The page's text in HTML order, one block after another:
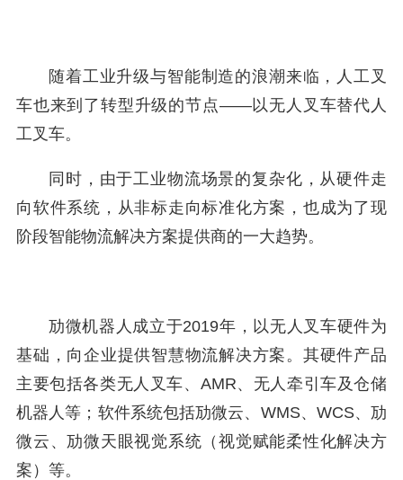
随着工业升级与智能制造的浪潮来临，人工叉
车也来到了转型升级的节点——以无人叉车替代人
工叉车。
同时，由于工业物流场景的复杂化，从硬件走
向软件系统，从非标走向标准化方案，也成为了现
阶段智能物流解决方案提供商的一大趋势。
劢微机器人成立于2019年，以无人叉车硬件为
基础，向企业提供智慧物流解决方案。其硬件产品
主要包括各类无人叉车、AMR、无人牵引车及仓储
机器人等；软件系统包括劢微云、WMS、WCS、劢
微云、劢微天眼视觉系统（视觉赋能柔性化解决方
案）等。